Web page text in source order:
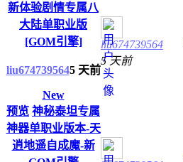
新体验剧情专属八
大陆单职业版
[GOM引擎]
liu6747395645 天前
New
liu674739564
5 天前
预览 神秘泰坦专属
神器单职业版本-天
逍地遥自成魔-新